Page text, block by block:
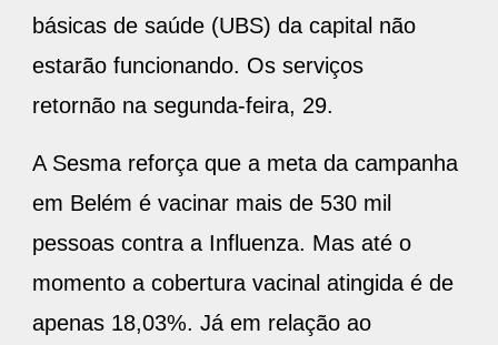
básicas de saúde (UBS) da capital não
estarão funcionando. Os serviços
retornão na segunda-feira, 29.
A Sesma reforça que a meta da campanha
em Belém é vacinar mais de 530 mil
pessoas contra a Influenza. Mas até o
momento a cobertura vacinal atingida é de
apenas 18,03%. Já em relação ao